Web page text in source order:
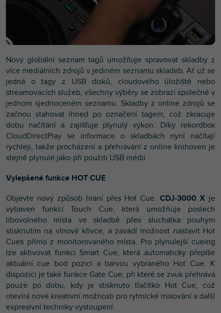
Nový globální seznam tagů umožňuje spravovat skladby z
více mediálních zdrojů v jediném seznamu skladeb. Ať už se
jedná o tagy z USB disků, cloudového úložiště nebo
streamovacích služeb, všechny výběry se zobrazí společně v
jednom sjednoceném seznamu. Skladby z online zdrojů se
začnou stahovat ihned po označení tagem, což zkracuje
dobu načítání a zajišťuje plynulý výkon. Díky rekordbox
CloudDirectPlay se informace o skladbách nyní načítají
rychleji, takže procházení a přehrávání z online knihoven je
stejně plynulé jako při použití USB médií.
Vylepšené funkce HOT CUE
Objevte nový způsob hraní přes Hot Cue.CDJ-3000 X je
vybaven funkcí Touch Cue, která umožňuje poslech
libovolného místa ve skladbě přes sluchátka pouhým
stisknutím na vlnové křivce, a zavádí možnost nastavit Hot
Cues přímo z monitorovaného místa. Pro plynulejší cueing
lze aktivovat funkci Smart Cue, která automaticky přepíše
aktuální cue bod pozicí a barvou vybraného Hot Cue. K
dispozici je také funkce Gate Cue, při které se zvuk přehrává
pouze po dobu, kdy je stisknuto tlačítko Hot Cue, což
otevírá nové kreativní možnosti pro rytmické mixování a další
expresivní techniky vystoupení.